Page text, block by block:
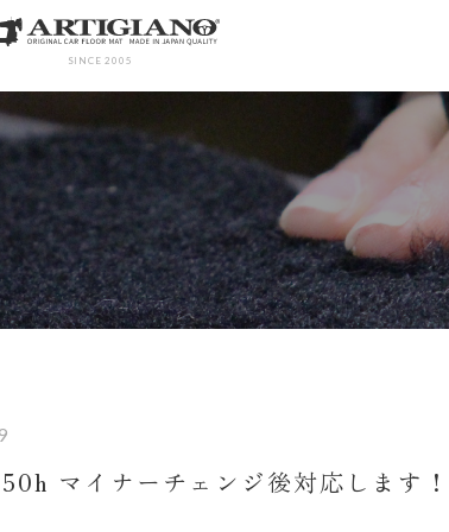
SINCE 2005
マイナーチェンジ後対応します！